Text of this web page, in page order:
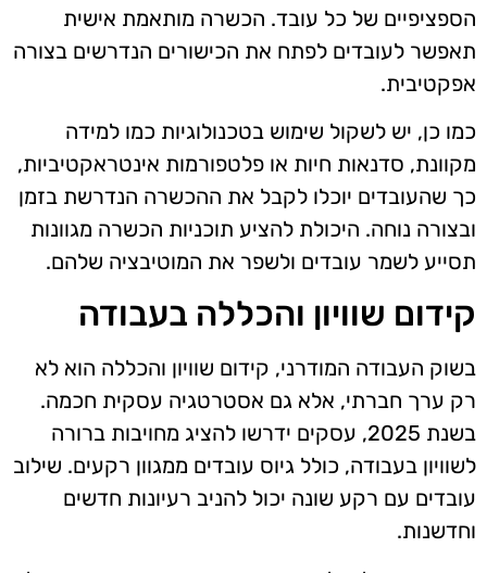
הספציפיים של כל עובד. הכשרה מותאמת אישית
תאפשר לעובדים לפתח את הכישורים הנדרשים בצורה
אפקטיבית.
כמו כן, יש לשקול שימוש בטכנולוגיות כמו למידה
מקוונת, סדנאות חיות או פלטפורמות אינטראקטיביות,
כך שהעובדים יוכלו לקבל את ההכשרה הנדרשת בזמן
ובצורה נוחה. היכולת להציע תוכניות הכשרה מגוונות
תסייע לשמר עובדים ולשפר את המוטיבציה שלהם.
קידום שוויון והכללה בעבודה
בשוק העבודה המודרני, קידום שוויון והכללה הוא לא
רק ערך חברתי, אלא גם אסטרטגיה עסקית חכמה.
בשנת 2025, עסקים ידרשו להציג מחויבות ברורה
לשוויון בעבודה, כולל גיוס עובדים ממגוון רקעים. שילוב
עובדים עם רקע שונה יכול להניב רעיונות חדשים
וחדשנות.